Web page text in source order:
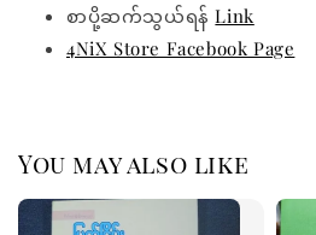
စာပို့ဆက်သွယ်ရန်Link
4NiX Store Facebook Page
You may also like